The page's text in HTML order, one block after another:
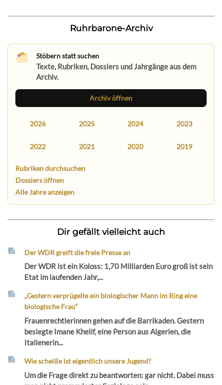
Ruhrbarone-Archiv
Stöbern statt suchen
Texte, Rubriken, Dossiers und Jahrgänge aus dem
Archiv.
Archiv öffnen
2026 2025 2024 2023
2022 2021 2020 2019
Rubriken durchsuchen
Dossiers öffnen
Alle Jahre anzeigen
Dir gefällt vielleicht auch
Der WDR greift die freie Presse an
Der WDR ist ein Koloss: 1,70 Milliarden Euro groß ist sein
Etat im laufenden Jahr,...
„Gestern verprügelte ein biologischer Mann im Ring eine
biologische Frau“
Frauenrechtlerinnen gehen auf die Barrikaden. Gestern
besiegte Imane Khelif, eine Person aus Algerien, die
Italienerin...
Wie scheiße ist eigentlich unsere Jugend?
Um die Frage direkt zu beantworten: gar nicht. Dabei muss